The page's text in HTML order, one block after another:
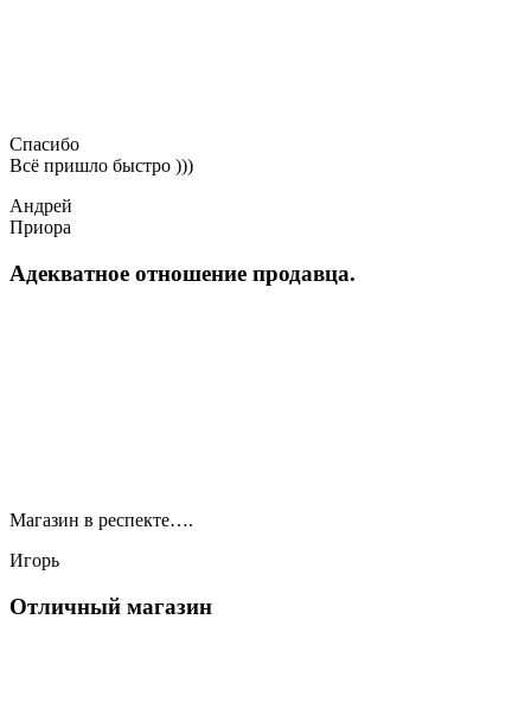
Спасибо
Всё пришло быстро )))
Андрей
Приора
Адекватное отношение продавца.
Магазин в респекте….
Игорь
Отличный магазин